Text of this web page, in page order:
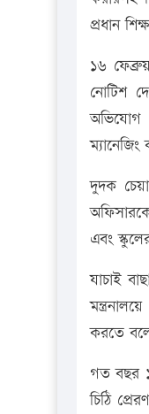
প্রধান
১৬
নোটিশ
অভিযোগ
দুদক
এবং
যাচাই
করতে
গত বছর
চিঠি